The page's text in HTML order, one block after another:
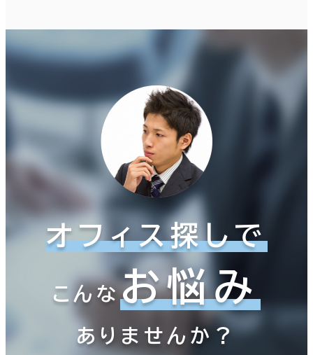
オフィス探しで
こんなお悩み
ありませんか？